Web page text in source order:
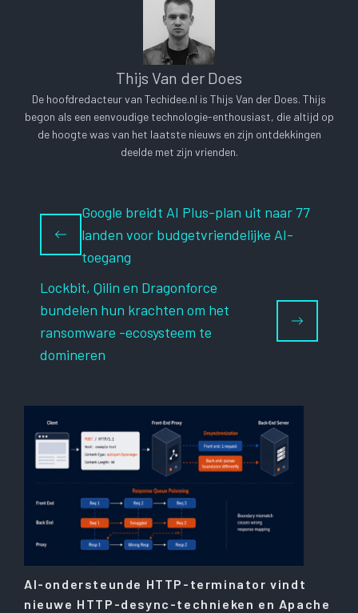
Thijs Van der Does
De hoofdredacteur van Techidee.nl is Thijs Van der Does. Thijs
begon als een eenvoudige technologie-enthousiast, die altijd op
de hoogte was van het laatste nieuws en zijn ontdekkingen
deelde met zijn vrienden.
Google breidt AI Plus-plan uit naar 77
landen voor budgetvriendelijke AI-
toegang
Lockbit, Qilin en Dragonforce
bundelen hun krachten om het
ransomware -ecosysteem te
domineren
AI-ondersteunde HTTP-terminator vindt
nieuwe HTTP-desync-technieken en Apache